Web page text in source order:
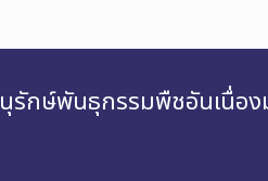
รักษ์พันธุกรรมพืชอันเนื่อง